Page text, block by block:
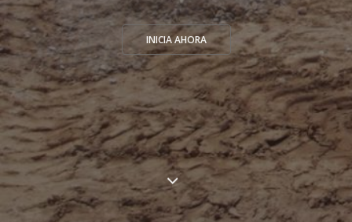
CONVOCATORIAS
2026Click aquí